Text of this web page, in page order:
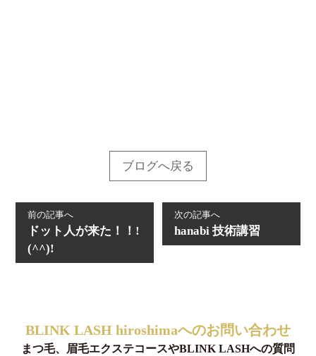
ブログへ戻る
前の記事へ
ドット人が来た！！!
(^^)!
次の記事へ
hanabi 技術講習
BLINK LASH hiroshimaへのお問い合わせ
まつ毛、眉毛エクステコースやBLINK LASHへの質問